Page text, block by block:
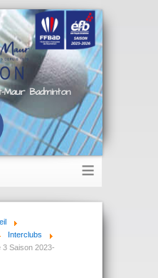
Maur Badminton
≡
Interclubs
3 Saison 2023-